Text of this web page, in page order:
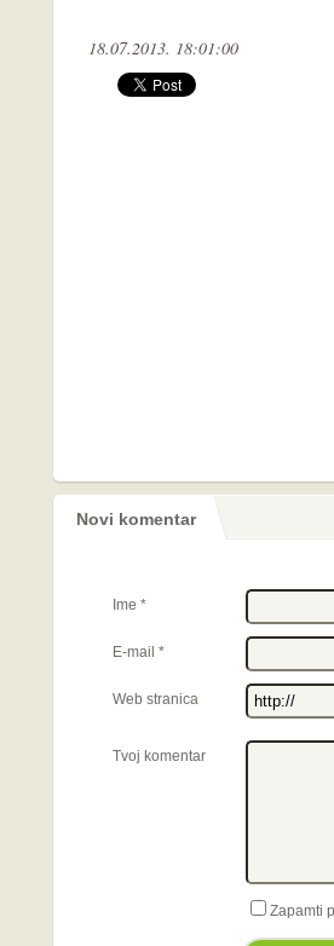
18.07.2013. 18:01:00
Novi komentar
Ime *
E-mail *
Web stranica
Tvoj komentar
Zapamti